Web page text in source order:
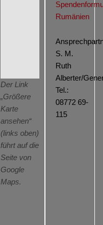
Der Link
„Größere
Karte
ansehen“
(links oben)
führt auf die
Seite von
Google
Maps.
Rumänien
S. M.
Ruth
Alberter/
Tel.:
08772 69-
115